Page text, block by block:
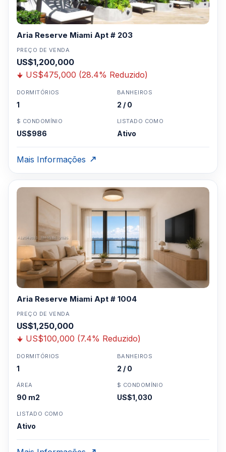
Aria Reserve Miami Apt # 203
PREÇO DE VENDA
US$1,200,000
US$475,000 (28.4% Reduzido)
DORMITÓRIOS
1
BANHEIROS
2 / 0
$ CONDOMÍNIO
US$986
LISTADO COMO
Ativo
Mais Informações
Aria Reserve Miami Apt # 1004
PREÇO DE VENDA
US$1,250,000
US$100,000 (7.4% Reduzido)
DORMITÓRIOS
1
BANHEIROS
2 / 0
ÁREA
90 m2
$ CONDOMÍNIO
US$1,030
LISTADO COMO
Ativo